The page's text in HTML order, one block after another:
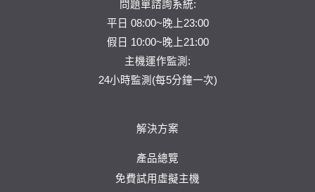
問題單諮詢系統:
平日 08:00~晚上23:00
假日 10:00~晚上21:00
主機運作監測:
24小時監測(每5分鐘一次)
解決方案
產品總覽
免費試用虛擬主機